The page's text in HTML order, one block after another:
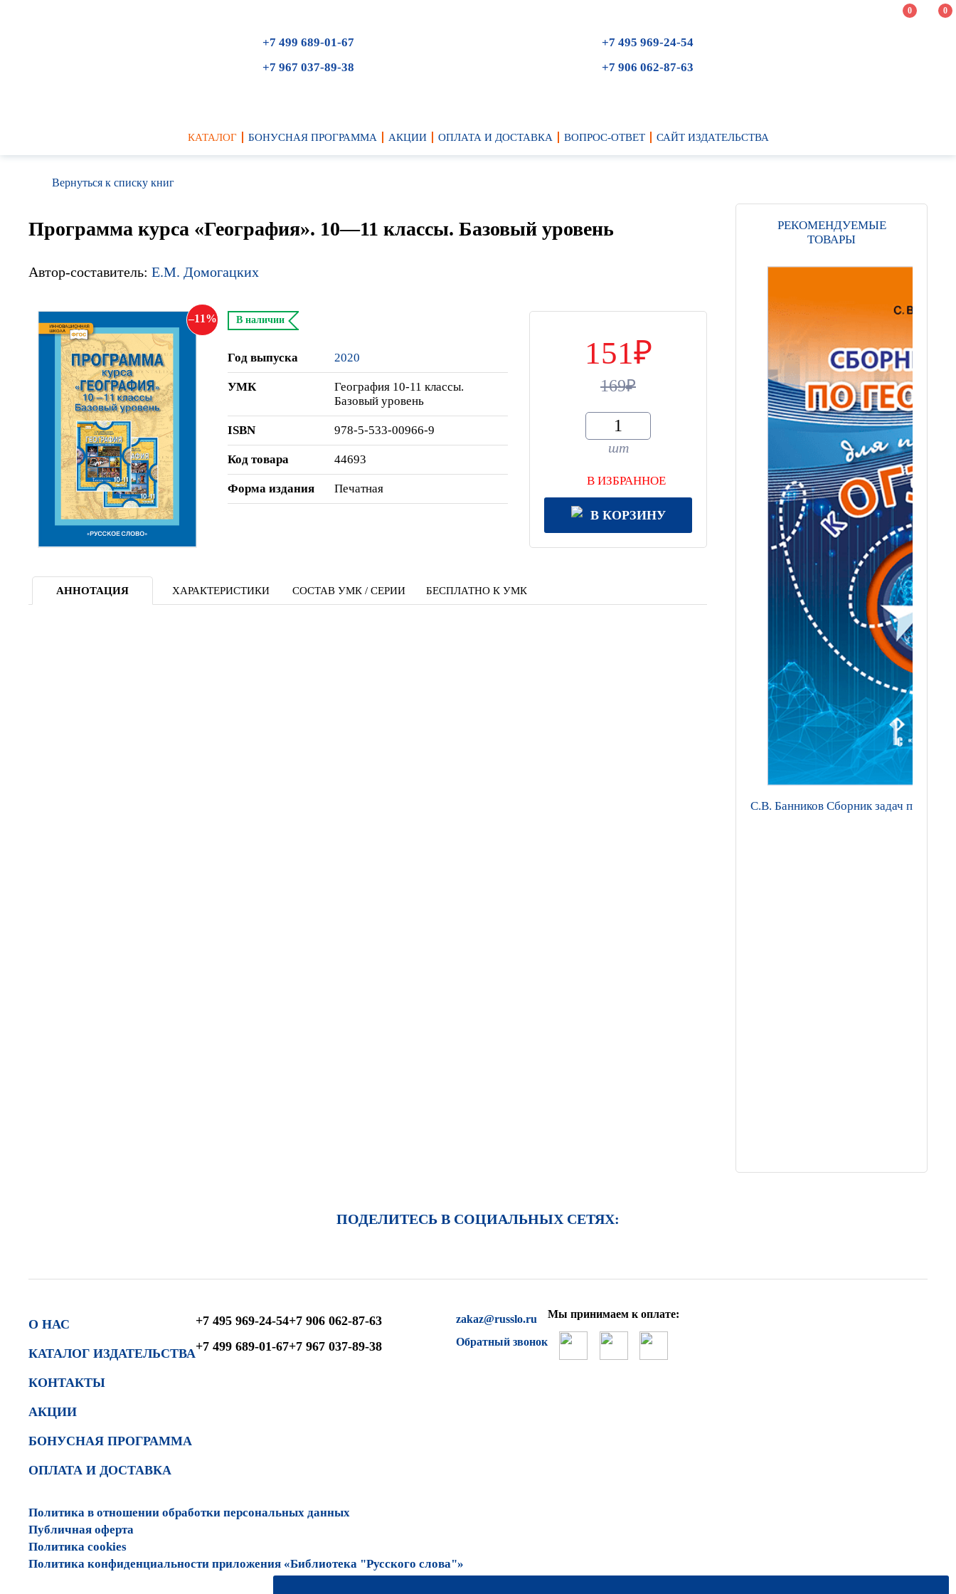
0 0
+7 499 689-01-67
+7 967 037-89-38
+7 495 969-24-54
+7 906 062-87-63
КАТАЛОГ БОНУСНАЯ ПРОГРАММА АКЦИИ ОПЛАТА И ДОСТАВКА ВОПРОС-ОТВЕТ САЙТ ИЗДАТЕЛЬСТВА
Вернуться к списку книг
Программа курса «География». 10—11 классы. Базовый уровень
Автор-составитель: Е.М. Домогацких
11 В наличии
Год выпуска 2020
УМК
География 10-11 классы.
Базовый уровень
ISBN 978-5-533-00966-9
Код товара 44693
Форма издания Печатная
151
169
шт
В ИЗБРАННОЕ
В КОРЗИНУ
АННОТАЦИЯ ХАРАКТЕРИСТИКИ СОСТАВ УМК / СЕРИИ БЕСПЛАТНО К УМК
РЕКОМЕНДУЕМЫЕ
ТОВАРЫ
С.В. Банников Сборник задач по
ПОДЕЛИТЕСЬ В СОЦИАЛЬНЫХ СЕТЯХ:
О НАС
КАТАЛОГ ИЗДАТЕЛЬСТВА
КОНТАКТЫ
АКЦИИ
БОНУСНАЯ ПРОГРАММА
ОПЛАТА И ДОСТАВКА
+7 495 969-24-54
+7 499 689-01-67
+7 906 062-87-63
+7 967 037-89-38
zakaz@russlo.ru
Обратный звонок
Мы принимаем к оплате:
Политика в отношении обработки персональных данных
Публичная оферта
Политика cookies
Политика конфиденциальности приложения «Библиотека "Русского слова"»